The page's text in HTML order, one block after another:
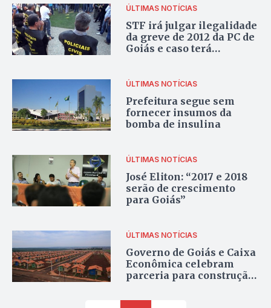
ÚLTIMAS NOTÍCIAS
STF irá julgar ilegalidade
da greve de 2012 da PC de
Goiás e caso terá
ÚLTIMAS NOTÍCIAS
Prefeitura segue sem
fornecer insumos da
bomba de insulina
ÚLTIMAS NOTÍCIAS
José Eliton: “2017 e 2018
serão de crescimento
para Goiás”
ÚLTIMAS NOTÍCIAS
Governo de Goiás e Caixa
Econômica celebram
parceria para construção